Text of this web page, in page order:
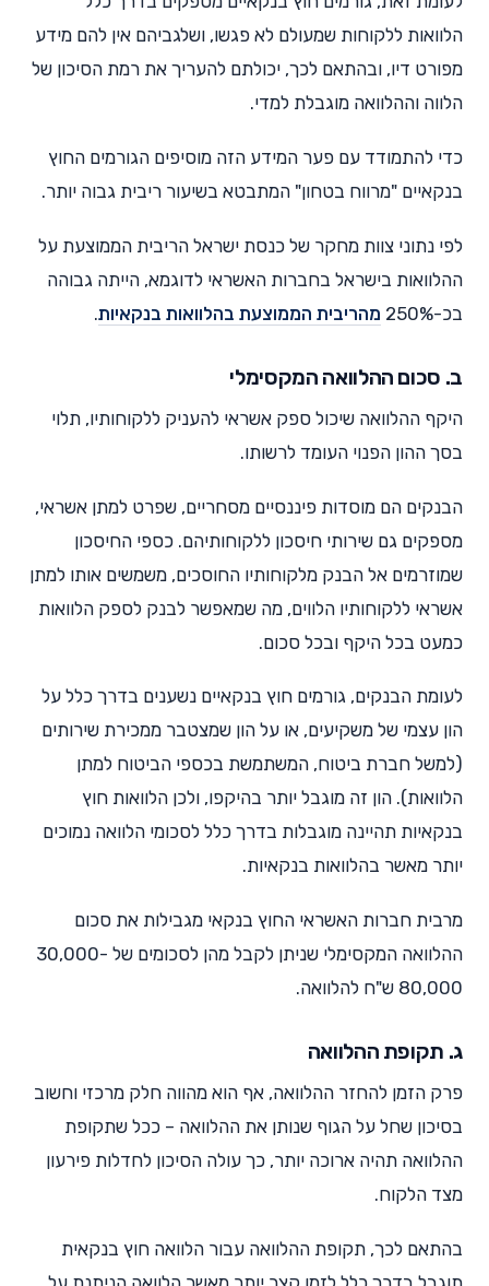
הלוואות ללקוחות שמעולם לא פגשו, ושלגביהם אין להם מידע
מפורט דיו, ובהתאם לכך, יכולתם להעריך את רמת הסיכון של
הלווה וההלוואה מוגבלת למדי.
כדי להתמודד עם פער המידע הזה מוסיפים הגורמים החוץ
בנקאיים "מרווח בטחון" המתבטא בשיעור ריבית גבוה יותר.
לפי נתוני צוות מחקר של כנסת ישראל הריבית הממוצעת על
ההלוואות בישראל בחברות האשראי לדוגמא, הייתה גבוהה
בכ-250%
מהריבית הממוצעת בהלוואות בנקאיות.
ב. סכום ההלוואה המקסימלי
היקף ההלוואה שיכול ספק אשראי להעניק ללקוחותיו, תלוי
בסך ההון הפנוי העומד לרשותו.
הבנקים הם מוסדות פיננסיים מסחריים, שפרט למתן אשראי,
מספקים גם שירותי חיסכון ללקוחותיהם. כספי החיסכון
שמוזרמים אל הבנק מלקוחותיו החוסכים, משמשים אותו למתן
אשראי ללקוחותיו הלווים, מה שמאפשר לבנק לספק הלוואות
כמעט בכל היקף ובכל סכום.
לעומת הבנקים, גורמים חוץ בנקאיים נשענים בדרך כלל על
הון עצמי של משקיעים, או על הון שמצטבר ממכירת שירותים
(למשל חברת ביטוח, המשתמשת בכספי הביטוח למתן
הלוואות). הון זה מוגבל יותר בהיקפו, ולכן הלוואות חוץ
בנקאיות תהיינה מוגבלות בדרך כלל לסכומי הלוואה נמוכים
יותר מאשר בהלוואות בנקאיות.
מרבית חברות האשראי החוץ בנקאי מגבילות את סכום
ההלוואה המקסימלי שניתן לקבל מהן לסכומים של 30,000-
80,000 ש"ח להלוואה.
ג. תקופת ההלוואה
פרק הזמן להחזר ההלוואה, אף הוא מהווה חלק מרכזי וחשוב
בסיכון שחל על הגוף שנותן את ההלוואה – ככל שתקופת
ההלוואה תהיה ארוכה יותר, כך עולה הסיכון לחדלות פירעון
מצד הלקוח.
בהתאם לכך, תקופת ההלוואה עבור הלוואה חוץ בנקאית